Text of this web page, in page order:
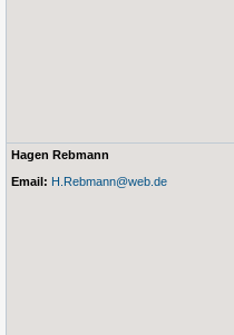
Hagen Rebmann
Email: H.Rebmann@web.de